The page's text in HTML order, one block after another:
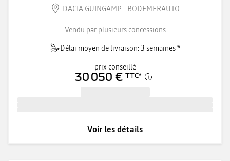
DACIA GUINGAMP - BODEMERAUTO
Vendu par plusieurs concessions
Délai moyen de livraison: 3 semaines *
prix conseillé
30 050 € TTC*
Voir les détails